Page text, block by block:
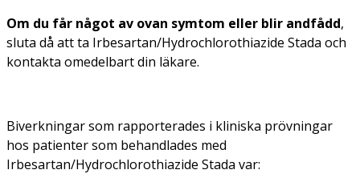
Om du får något av ovan symtom eller blir andfådd,
sluta då att ta Irbesartan/Hydrochlorothiazide Stada och
kontakta omedelbart din läkare.
Biverkningar som rapporterades i kliniska prövningar
hos patienter som behandlades med
Irbesartan/Hydrochlorothiazide Stada var: